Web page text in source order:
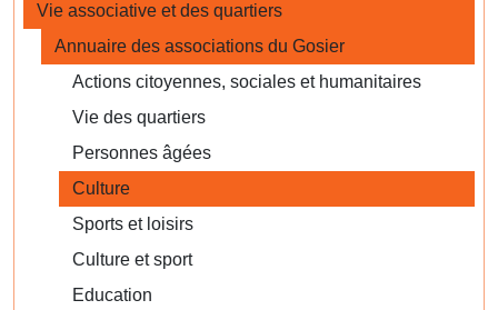
Vie associative et des quartiers
Annuaire des associations du Gosier
Actions citoyennes, sociales et humanitaires
Vie des quartiers
Personnes âgées
Culture
Sports et loisirs
Culture et sport
Education